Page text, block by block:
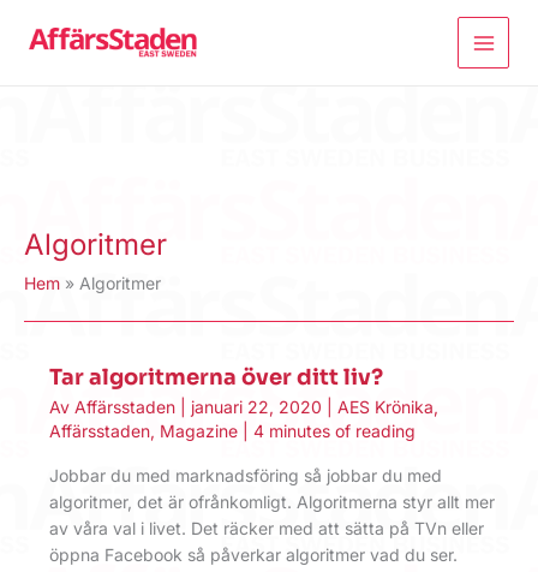
Algoritmer
Hem Algoritmer
Tar algoritmerna över ditt liv?
Av Affärsstaden januari 22, 2020 AES Krönika,
Affärsstaden, Magazine 4 minutes of reading
Jobbar du med marknadsföring så jobbar du med
algoritmer, det är ofrånkomligt. Algoritmerna styr allt mer
av våra val i livet. Det räcker med att sätta på TVn eller
öppna Facebook så påverkar algoritmer vad du ser.